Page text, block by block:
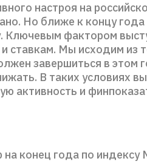
настроя на
Но ближе к концу года
Ключевым фактором
ставкам. Мы исходим из
завершиться в этом
В таких условиях
активность и
на конец года по